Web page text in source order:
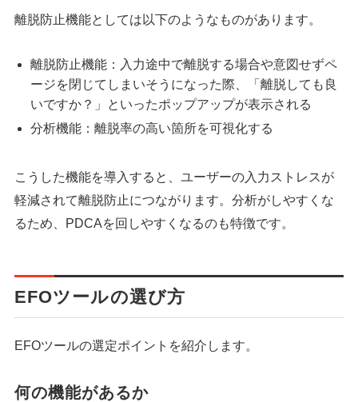
離脱防止機能としては以下のようなものがあります。
離脱防止機能：入力途中で離脱する場合や意図せずペ
ージを閉じてしまいそうになった際、「離脱しても良
いですか？」といったポップアップが表示される
分析機能：離脱率の高い箇所を可視化する
こうした機能を導入すると、ユーザーの入力ストレスが
軽減されて離脱防止につながります。分析がしやすくな
るため、PDCAを回しやすくなるのも特徴です。
EFOツールの選び方
EFOツールの選定ポイントを紹介します。
何の機能があるか